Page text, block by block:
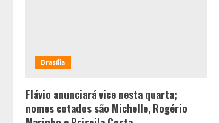
Brasília
Flávio anunciará vice nesta quarta;
nomes cotados são Michelle, Rogério